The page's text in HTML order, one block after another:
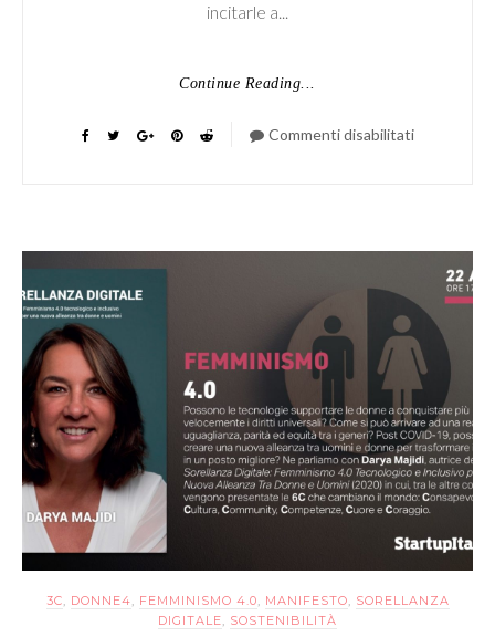
incitarle a...
Continue Reading...
Commenti disabilitati
il
mondo!
3C, DONNE4, FEMMINISMO 4.0, MANIFESTO, SORELLANZA
DIGITALE, SOSTENIBILITÀ